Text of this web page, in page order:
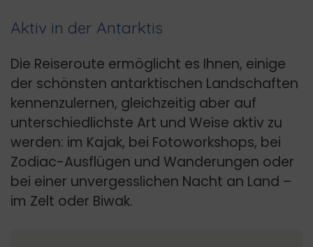
Aktiv in der Antarktis
Die Reiseroute ermöglicht es Ihnen, einige
der schönsten antarktischen Landschaften
kennenzulernen, gleichzeitig aber auf
unterschiedlichste Art und Weise aktiv zu
werden: im Kajak, bei Fotoworkshops, bei
Zodiac-Ausflügen und Wanderungen oder
bei einer unvergesslichen Nacht an Land –
im Zelt oder Biwak.